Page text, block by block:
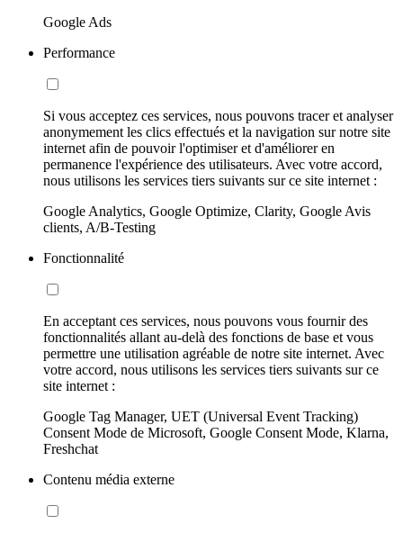
Google Ads
Performance
Si vous acceptez ces services, nous pouvons tracer et analyser
anonymement les clics effectués et la navigation sur notre site
internet afin de pouvoir l'optimiser et d'améliorer en
permanence l'expérience des utilisateurs. Avec votre accord,
nous utilisons les services tiers suivants sur ce site internet :
Google Analytics, Google Optimize, Clarity, Google Avis
clients, A/B-Testing
Fonctionnalité
En acceptant ces services, nous pouvons vous fournir des
fonctionnalités allant au-delà des fonctions de base et vous
permettre une utilisation agréable de notre site internet. Avec
votre accord, nous utilisons les services tiers suivants sur ce
site internet :
Google Tag Manager, UET (Universal Event Tracking)
Consent Mode de Microsoft, Google Consent Mode, Klarna,
Freshchat
Contenu média externe